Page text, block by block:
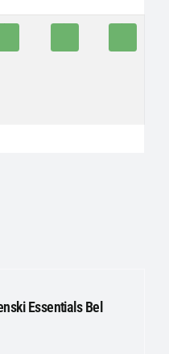
Essentials Bel